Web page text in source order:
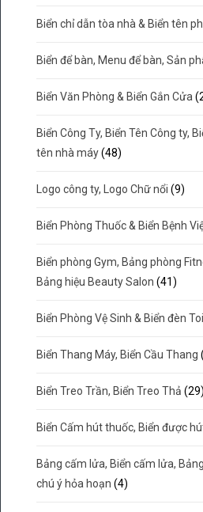
Biển chỉ dẫn tòa nhà & Biển tên
Biển để bàn, Menu để bàn, Sản
Biển Văn Phòng & Biển Gắn Cửa
Biển Công Ty, Biển Tên Công ty,
tên nhà máy (48)
Logo công ty, Logo Chữ nổi (9)
Biển Phòng Thuốc & Biển Bệnh
Biển phòng Gym, Bảng phòng
Bảng hiệu Beauty Salon (41)
Biển Phòng Vệ Sinh & Biển đèn
Biển Thang Máy, Biển Cầu Thang
Biển Treo Trần, Biển Treo Thả (29)
Biển Cấm hút thuốc, Biển được
Bảng cấm lửa, Biển cấm lửa,
chú ý hỏa hoạn (4)